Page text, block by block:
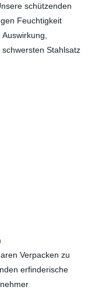
schützenden
Feuchtigkeit
Stahlsatz
Verpacken zu
erfinderische